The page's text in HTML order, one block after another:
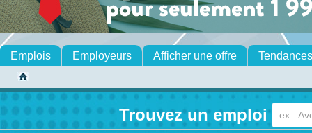
Emplois Employeurs Afficher une offre Tendances
Trouvez un emploi